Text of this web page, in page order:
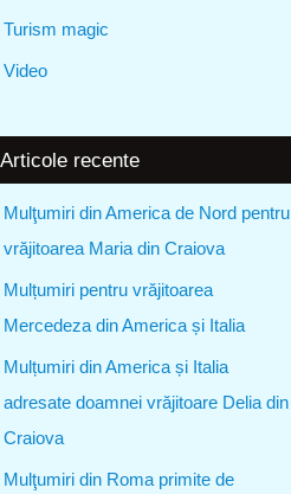
Turism magic
Video
Articole recente
Mulţumiri din America de Nord pentru
vrăjitoarea Maria din Craiova
Mulțumiri pentru vrăjitoarea
Mercedeza din America și Italia
Mulțumiri din America și Italia
adresate doamnei vrăjitoare Delia din
Craiova
Mulţumiri din Roma primite de